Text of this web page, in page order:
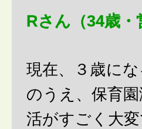
Rさん（34歳・
現在、３歳に
のうえ、保育
活がすごく大変